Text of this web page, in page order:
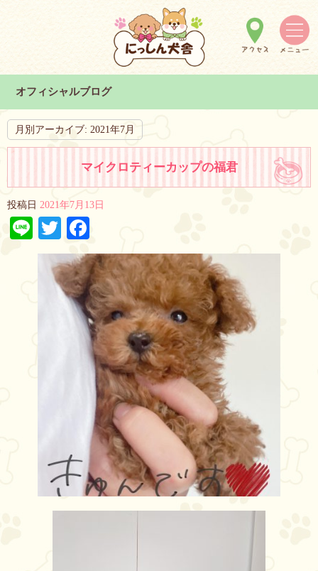
オフィシャルブログ
月別アーカイブ: 2021年7月
マイクロティーカップの福君
投稿日 2021年7月13日
LineTwitter